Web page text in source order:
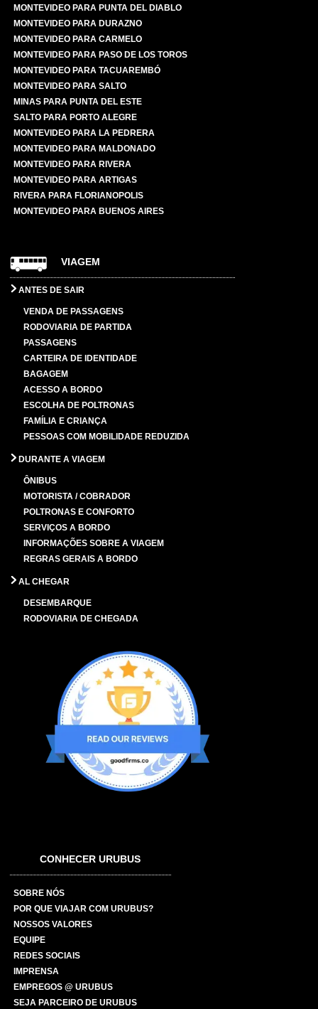
MONTEVIDEO PARA PUNTA DEL DIABLO
MONTEVIDEO PARA DURAZNO
MONTEVIDEO PARA CARMELO
MONTEVIDEO PARA PASO DE LOS TOROS
MONTEVIDEO PARA TACUAREMBÓ
MONTEVIDEO PARA SALTO
MINAS PARA PUNTA DEL ESTE
SALTO PARA PORTO ALEGRE
MONTEVIDEO PARA LA PEDRERA
MONTEVIDEO PARA MALDONADO
MONTEVIDEO PARA RIVERA
MONTEVIDEO PARA ARTIGAS
RIVERA PARA FLORIANOPOLIS
MONTEVIDEO PARA BUENOS AIRES
VIAGEM
ANTES DE SAIR
VENDA DE PASSAGENS
RODOVIARIA DE PARTIDA
PASSAGENS
CARTEIRA DE IDENTIDADE
BAGAGEM
ACESSO A BORDO
ESCOLHA DE POLTRONAS
FAMÍLIA E CRIANÇA
PESSOAS COM MOBILIDADE REDUZIDA
DURANTE A VIAGEM
ÔNIBUS
MOTORISTA / COBRADOR
POLTRONAS E CONFORTO
SERVIÇOS A BORDO
INFORMAÇÕES SOBRE A VIAGEM
REGRAS GERAIS A BORDO
AL CHEGAR
DESEMBARQUE
RODOVIARIA DE CHEGADA
CONHECER URUBUS
SOBRE NÓS
POR QUE VIAJAR COM URUBUS?
NOSSOS VALORES
EQUIPE
REDES SOCIAIS
IMPRENSA
EMPREGOS @ URUBUS
SEJA PARCEIRO DE URUBUS